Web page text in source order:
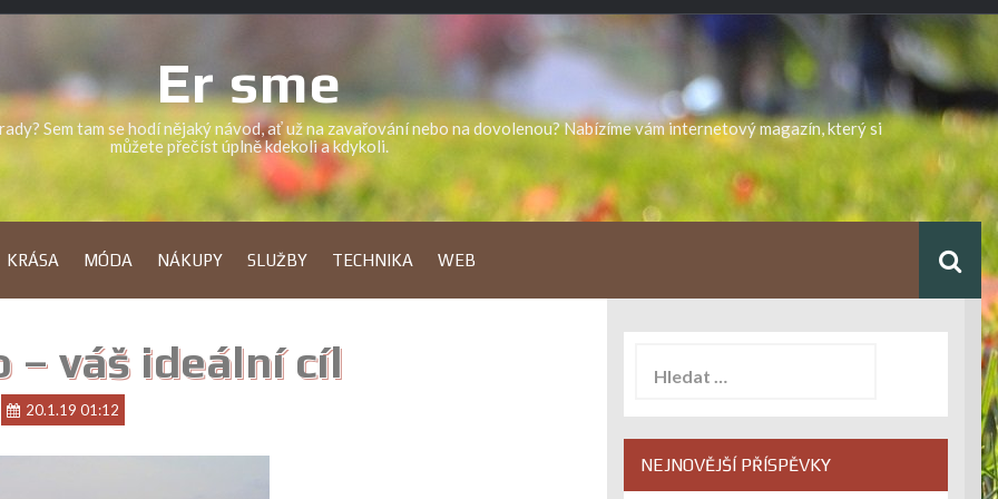
Er sme
Sem tam se hodí nějaký návod, ať už na zavařování nebo na dovolenou? Nabízíme vám internetový magazín, který si
můžete přečíst úplně kdekoli a kdykoli.
KRÁSA MÓDA NÁKUPY SLUŽBY TECHNIKA WEB
– váš ideální cíl
20.1.19 01:12
NEJNOVĚJŠÍ PŘÍSPĚVKY